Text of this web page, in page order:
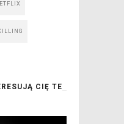
CIĘ TE